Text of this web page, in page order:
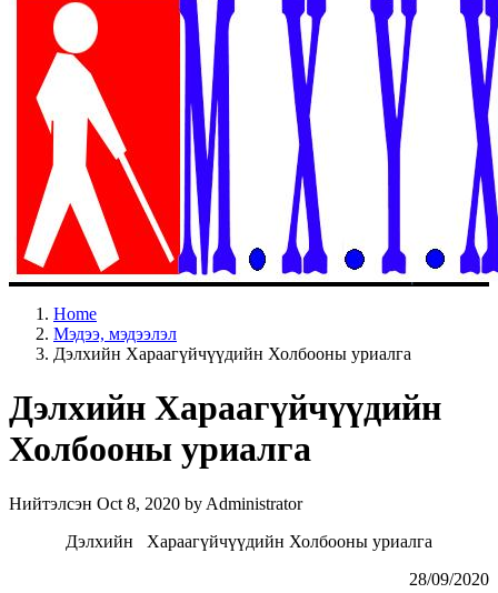
Home
Мэдээ, мэдээлэл
Дэлхийн Хараагүйчүүдийн Холбооны уриалга
Дэлхийн Хараагүйчүүдийн
Холбооны уриалга
Нийтэлсэн Oct 8, 2020 by Administrator
Дэлхийн Хараагүйчүүдийн Холбооны уриалга
28/09/2020